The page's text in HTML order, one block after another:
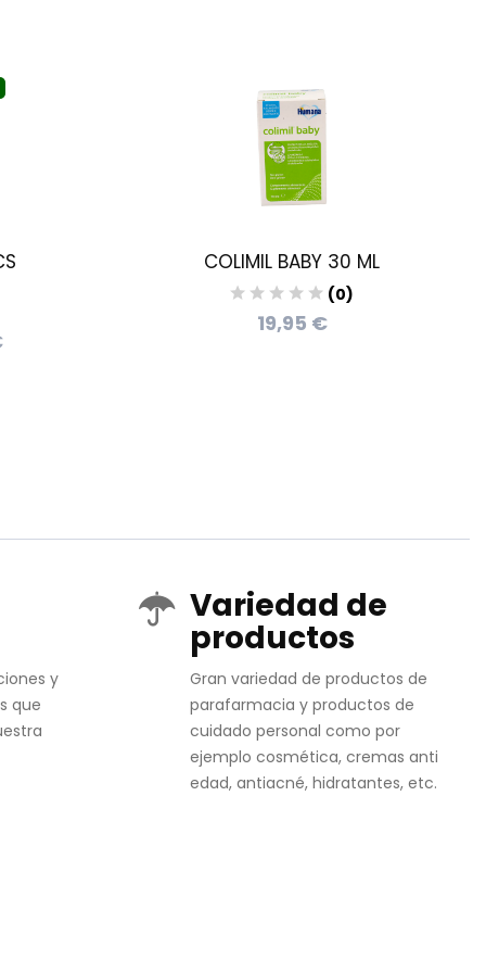
COLIMIL BABY 30 ML
(0)
19,95 €
y
que
Variedad de
productos
Gran variedad de productos de
parafarmacia y productos de
cuidado personal como por
ejemplo cosmética, cremas anti
edad, antiacné, hidratantes, etc.